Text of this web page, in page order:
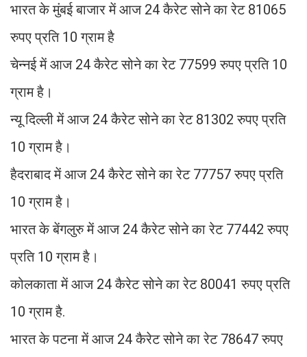
भारत के मुंबई बाजार में आज 24 कैरेट सोने का रेट 81065
रुपए प्रति 10 ग्राम है
चेन्नई में आज 24 कैरेट सोने का रेट 77599 रुपए प्रति 10
ग्राम है।
न्यू दिल्ली में आज 24 कैरेट सोने का रेट 81302 रुपए प्रति
10 ग्राम है।
हैदराबाद में आज 24 कैरेट सोने का रेट 77757 रुपए प्रति
10 ग्राम है।
भारत के बेंगलुरु में आज 24 कैरेट सोने का रेट 77442 रुपए
प्रति 10 ग्राम है।
कोलकाता में आज 24 कैरेट सोने का रेट 80041 रुपए प्रति
10 ग्राम है.
भारत के पटना में आज 24 कैरेट सोने का रेट 78647 रुपए